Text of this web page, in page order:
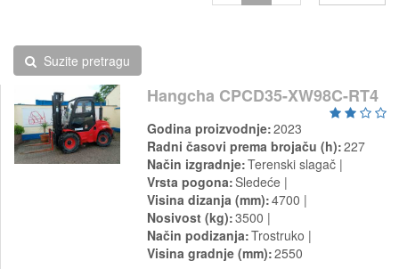
Suzite pretragu
Hangcha CPCD35-XW98C-RT4
Godina proizvodnje 2023
Radni časovi prema brojaču (h) 227
Način izgradnje Terenski slagač
Vrsta pogona Sledeće
Visina dizanja (mm) 4700
Nosivost (kg) 3500
Način podizanja Trostruko
Visina gradnje (mm) 2550